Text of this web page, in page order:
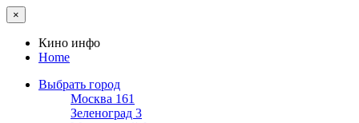
×
Кино инфо
Home
Выбрать город
Москва 161
Зеленоград 3